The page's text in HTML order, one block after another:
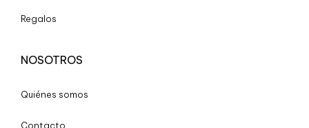
Regalos
NOSOTROS
Quiénes somos
Contacto